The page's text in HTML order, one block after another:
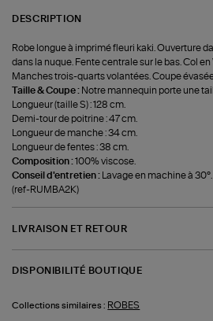
DESCRIPTION
Robe longue à imprimé fleuri kaki. Ouverture
dans la nuque. Fente centrale sur le bas. Col
Manches trois-quarts volantées. Coupe
Taille & Coupe : Notre mannequin porte une
Longueur (taille S) : 128 cm.
Demi-tour de poitrine : 47 cm.
Longueur de manche : 34 cm.
Longueur de fentes : 38 cm.
Composition :100% viscose.
Conseil d'entretien :
Lavage en machine à 30°.
(ref-RUMBA2K)
LIVRAISON ET RETOUR
DISPONIBILITÉ BOUTIQUE
Collections similaires : ROBES